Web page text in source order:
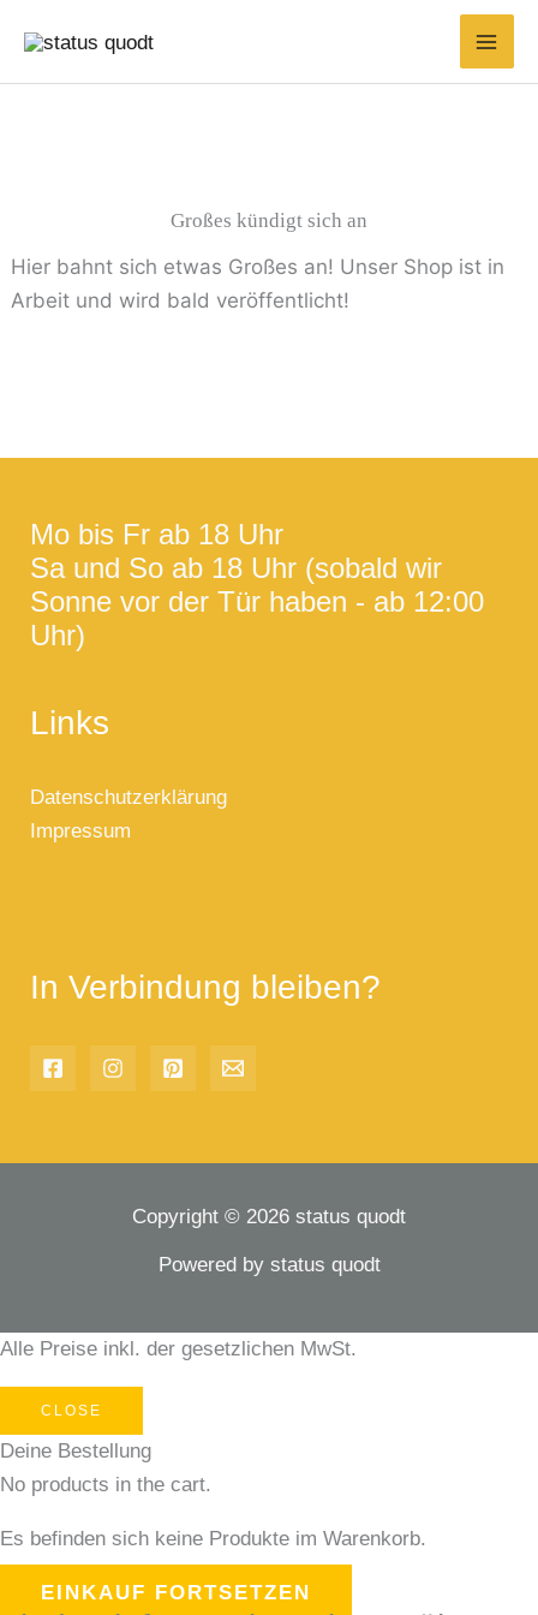
Inhalt
springen
Großes kündigt sich an
Hier bahnt sich etwas Großes an! Unser Shop ist in
Arbeit und wird bald veröffentlicht!
Mo bis Fr ab 18 Uhr
Sa und So ab 18 Uhr (sobald wir
Sonne vor der Tür haben - ab 12:00
Uhr)
Links
Datenschutzerklärung
Impressum
In Verbindung bleiben?
Copyright © 2026 status quodt
Powered by status quodt
Alle Preise inkl. der gesetzlichen MwSt.
CLOSE
Deine Bestellung
No products in the cart.
Es befinden sich keine Produkte im Warenkorb.
EINKAUF FORTSETZEN